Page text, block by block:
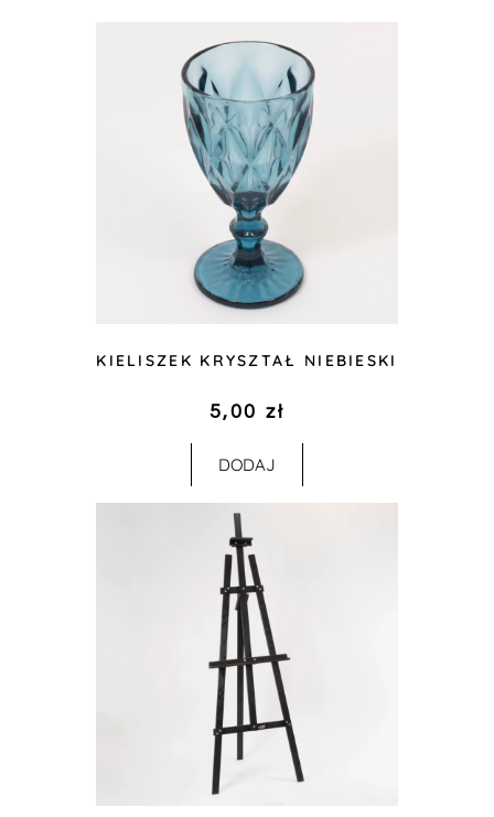
KIELISZEK KRYSZTAŁ NIEBIESKI
5,00zł
DODAJ